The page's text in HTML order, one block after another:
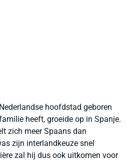
hoofdstad geboren
heeft, groeide op in Spanje.
zich meer Spaans dan
zijn interlandkeuze snel
zal hij dus ook uitkomen voor